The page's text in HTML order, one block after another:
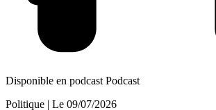
Disponible en podcast Podcast
Politique | Le 09/07/2026